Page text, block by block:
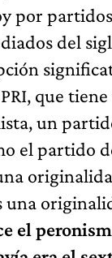
por
del
que
un
el partido
una
el